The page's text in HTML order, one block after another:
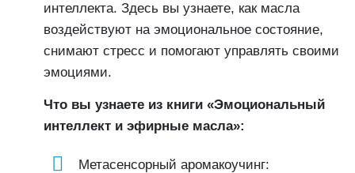
интеллекта. Здесь вы узнаете, как масла
воздействуют на эмоциональное состояние,
снимают стресс и помогают управлять своими
эмоциями.
Что вы узнаете из книги «Эмоциональный
интеллект и эфирные масла»:
Метасенсорный аромакоучинг: